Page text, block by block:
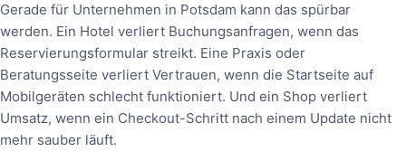
Gerade für Unternehmen in Potsdam kann das spürbar
werden. Ein Hotel verliert Buchungsanfragen, wenn das
Reservierungsformular streikt. Eine Praxis oder
Beratungsseite verliert Vertrauen, wenn die Startseite auf
Mobilgeräten schlecht funktioniert. Und ein Shop verliert
Umsatz, wenn ein Checkout-Schritt nach einem Update nicht
mehr sauber läuft.